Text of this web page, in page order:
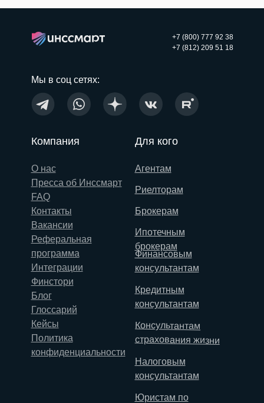
+7 (800) 777 92 38
+7 (812) 209 51 18
Мы в соц сетях:
Для кого
Агентам
Риелторам
Брокерам
Ипотечным
брокерам
Кредитным
консультантам
Консультантам
страхования жизни
Налоговым
консультантам
Юристам по
Финансовым
консультантам
Компания
О нас
Пресса об Инссмарт
FAQ
Контакты
Вакансии
Реферальная
программа
Интеграции
Финстори
Блог
Глоссарий
Кейсы
Политика
конфиденциальности